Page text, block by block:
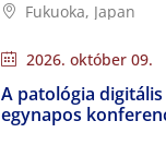
Fukuoka, Japan
2026. október 09.
A patológia
egynapos